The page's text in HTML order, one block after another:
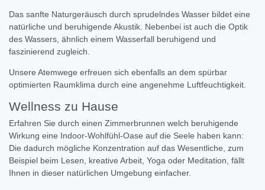
Das sanfte Naturgeräusch durch sprudelndes Wasser bildet eine
natürliche und beruhigende Akustik. Nebenbei ist auch die Optik
des Wassers, ähnlich einem Wasserfall beruhigend und
faszinierend zugleich.
Unsere Atemwege erfreuen sich ebenfalls an dem spürbar
optimierten Raumklima durch eine angenehme Luftfeuchtigkeit.
Wellness zu Hause
Erfahren Sie durch einen Zimmerbrunnen welch beruhigende
Wirkung eine Indoor-Wohlfühl-Oase auf die Seele haben kann:
Die dadurch mögliche Konzentration auf das Wesentliche, zum
Beispiel beim Lesen, kreative Arbeit, Yoga oder Meditation, fällt
Ihnen in dieser natürlichen Umgebung einfacher.